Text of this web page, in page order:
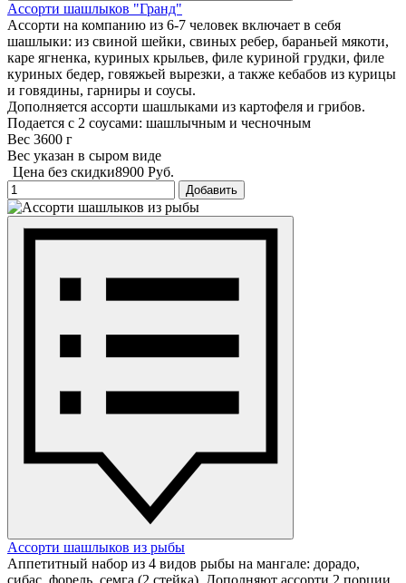
Ассорти шашлыков "Гранд"
Ассорти на компанию из 6-7 человек включает в себя
шашлыки: из свиной шейки, свиных ребер, бараньей мякоти,
каре ягненка, куриных крыльев, филе куриной грудки, филе
куриных бедер, говяжьей вырезки, а также кебабов из курицы
и говядины, гарниры и соусы.
Дополняется ассорти шашлыками из картофеля и грибов.
Подается с 2 соусами: шашлычным и чесночным
Вес 3600 г
Вес указан в сыром виде
Цена без скидки8900 Руб.
Добавить
Ассорти шашлыков из рыбы
Аппетитный набор из 4 видов рыбы на мангале: дорадо,